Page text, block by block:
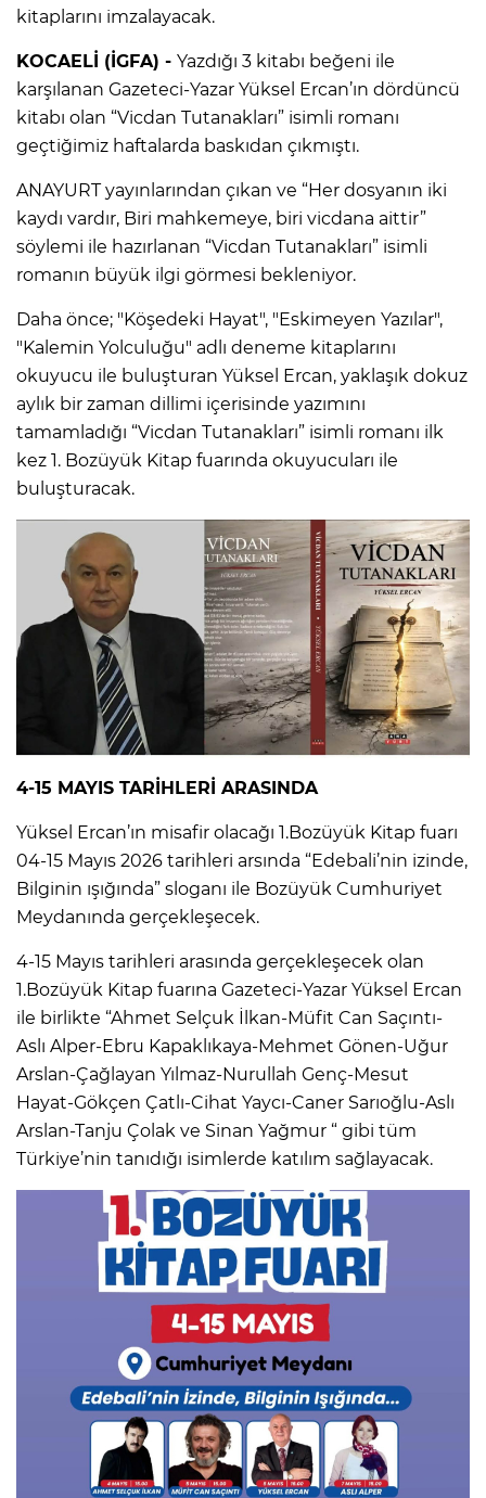
kitaplarını imzalayacak.
KOCAELİ (İGFA) - Yazdığı 3 kitabı beğeni ile
karşılanan Gazeteci-Yazar Yüksel Ercan’ın dördüncü
kitabı olan “Vicdan Tutanakları” isimli romanı
geçtiğimiz haftalarda baskıdan çıkmıştı.
ANAYURT yayınlarından çıkan ve “Her dosyanın iki
kaydı vardır, Biri mahkemeye, biri vicdana aittir”
söylemi ile hazırlanan “Vicdan Tutanakları” isimli
romanın büyük ilgi görmesi bekleniyor.
Daha önce; "Köşedeki Hayat", "Eskimeyen Yazılar",
"Kalemin Yolculuğu" adlı deneme kitaplarını
okuyucu ile buluşturan Yüksel Ercan, yaklaşık dokuz
aylık bir zaman dillimi içerisinde yazımını
tamamladığı “Vicdan Tutanakları” isimli romanı ilk
kez 1. Bozüyük Kitap fuarında okuyucuları ile
buluşturacak.
4-15 MAYIS TARİHLERİ ARASINDA
Yüksel Ercan’ın misafir olacağı 1.Bozüyük Kitap fuarı
04-15 Mayıs 2026 tarihleri arsında “Edebali’nin izinde,
Bilginin ışığında” sloganı ile Bozüyük Cumhuriyet
Meydanında gerçekleşecek.
4-15 Mayıs tarihleri arasında gerçekleşecek olan
1.Bozüyük Kitap fuarına Gazeteci-Yazar Yüksel Ercan
ile birlikte “Ahmet Selçuk İlkan-Müfit Can Saçıntı-
Aslı Alper-Ebru Kapaklıkaya-Mehmet Gönen-Uğur
Arslan-Çağlayan Yılmaz-Nurullah Genç-Mesut
Hayat-Gökçen Çatlı-Cihat Yaycı-Caner Sarıoğlu-Aslı
Arslan-Tanju Çolak ve Sinan Yağmur “ gibi tüm
Türkiye’nin tanıdığı isimlerde katılım sağlayacak.